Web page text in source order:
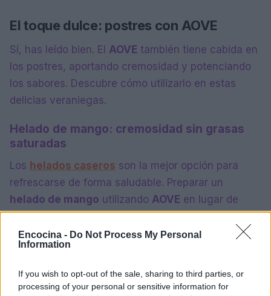
Encocina - Do Not Process My Personal
Information
If you wish to opt-out of the sale, sharing to third parties, or
processing of your personal or sensitive information for
El toque dulce: postres con AOVE
Sí, has leído bien. El AOVE también tiene cabida en
los postres, aportando cremosidad y potenciando
los sabores. Descubre cómo utilizarlo en estas
delicias veraniegas.
Helado de mango: cremosidad sin grasas
saturadas
Los helados caseros son la mejor opción para
refrescarse de forma saludable. Preparar un
helado de mango utilizando AOVE en lugar de
grasas saturadas industriales no solo lo hace más
ligero, sino que aporta una cremosidad única.
alta cocina